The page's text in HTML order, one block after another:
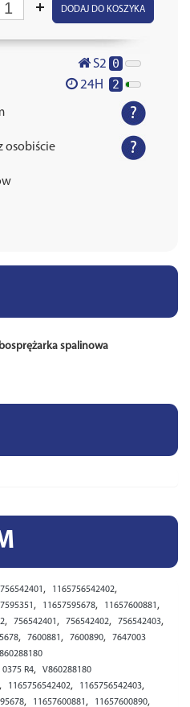
DODAJ DO KOSZYKA
S2 0
24H 2
osobiście
spalinowa
, 1165756542402,
, 11657595678, 11657600881 ,
, 756542401 , 756542402, 756542403,
, 7600881 , 7600890, 7647003
0375 R4, V860288180
, 1165756542402, 1165756542403,
, 11657600881 , 11657600890,